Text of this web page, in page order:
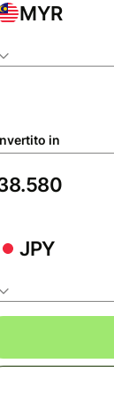
MYR
in
JPY